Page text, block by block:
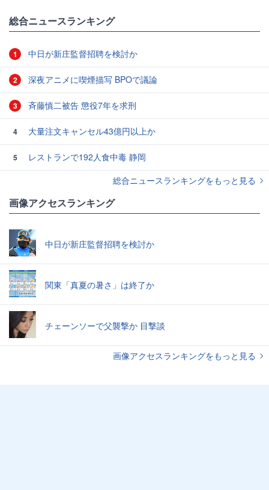
総合ニュースランキング
1 中日が新庄監督招聘を検討か
2 深夜アニメに喫煙描写 BPOで議論
3 斉藤慎二被告 懲役7年を求刑
4 大量注文キャンセル43億円以上か
5
レストランで192人食中毒 静岡
総合ニュースランキングをもっと見る
画像アクセスランキング
中日が新庄監督招聘を検討か
関東「真夏の暑さ」は終了か
チェーンソーで父襲撃か 目撃談
画像アクセスランキングをもっと見る